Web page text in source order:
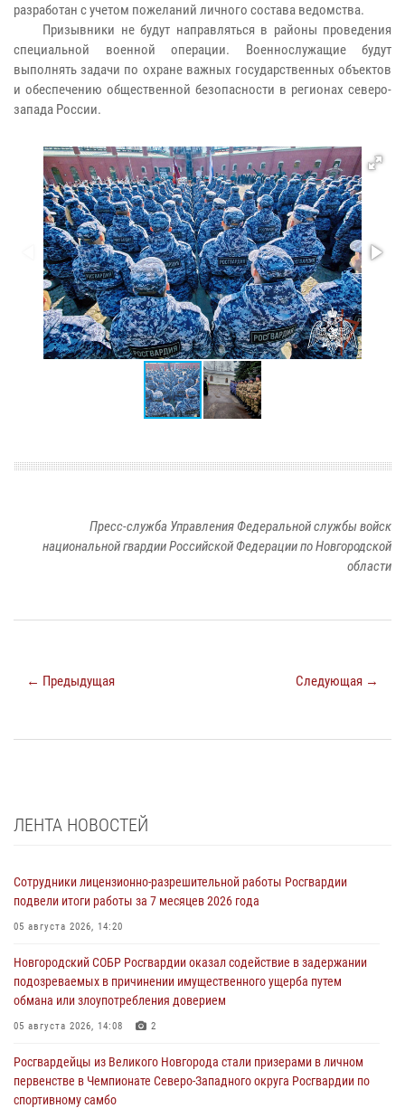
разработан с учетом пожеланий личного состава ведомства.
Призывники не будут направляться в районы проведения
специальной военной операции. Военнослужащие будут
выполнять задачи по охране важных государственных объектов
и обеспечению общественной безопасности в регионах северо-
запада России.
Пресс-служба Управления Федеральной службы войск
национальной гвардии Российской Федерации по Новгородской
области
← Предыдущая Следующая →
ЛЕНТА НОВОСТЕЙ
Сотрудники лицензионно-разрешительной работы Росгвардии
подвели итоги работы за 7 месяцев 2026 года
05 августа 2026, 14:20
Новгородский СОБР Росгвардии оказал содействие в задержании
подозреваемых в причинении имущественного ущерба путем
обмана или злоупотребления доверием
05 августа 2026, 14:08 2
Росгвардейцы из Великого Новгорода стали призерами в личном
первенстве в Чемпионате Северо-Западного округа Росгвардии по
спортивному самбо